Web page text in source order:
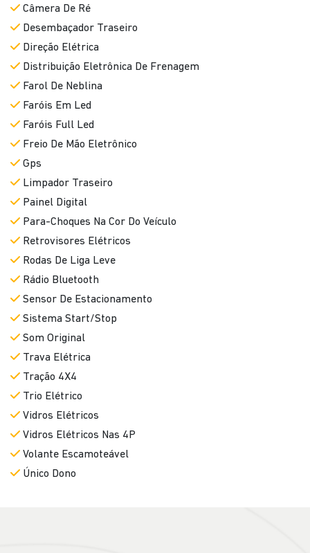
Câmera De Ré
Desembaçador Traseiro
Direção Elétrica
Distribuição Eletrônica De Frenagem
Farol De Neblina
Faróis Em Led
Faróis Full Led
Freio De Mão Eletrônico
Gps
Limpador Traseiro
Painel Digital
Para-Choques Na Cor Do Veículo
Retrovisores Elétricos
Rodas De Liga Leve
Rádio Bluetooth
Sensor De Estacionamento
Sistema Start/Stop
Som Original
Trava Elétrica
Tração 4X4
Trio Elétrico
Vidros Elétricos
Vidros Elétricos Nas 4P
Volante Escamoteável
Único Dono